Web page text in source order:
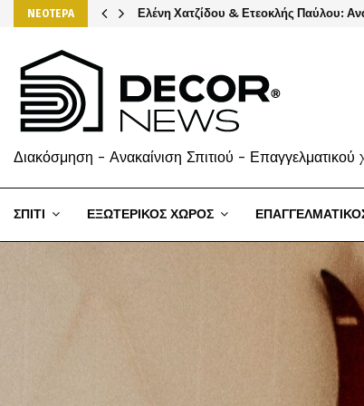
ΝΕΟΤΕΡΑ Ελένη Χατζίδου & Ετεοκλής Παύλου:
Διακόσμηση - Ανακαίνιση Σπιτιού - Επαγγελματικού
ΣΠΙΤΙ ΕΞΩΤΕΡΙΚΟΣ ΧΩΡΟΣ